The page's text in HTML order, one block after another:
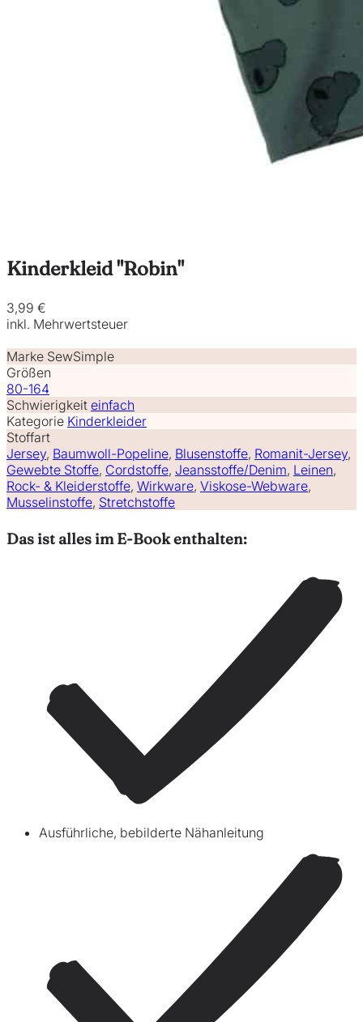
Kinderkleid "Robin"
3,99 €
inkl. Mehrwertsteuer
Marke SewSimple
Größen
80-164
Schwierigkeit einfach
Kategorie Kinderkleider
Stoffart
Jersey, Baumwoll-Popeline, Blusenstoffe, Romanit-Jersey,
Gewebte Stoffe, Cordstoffe, Jeansstoffe/Denim, Leinen,
Rock- & Kleiderstoffe, Wirkware, Viskose-Webware,
Musselinstoffe, Stretchstoffe
Das ist alles im E-Book enthalten:
Ausführliche, bebilderte Nähanleitung